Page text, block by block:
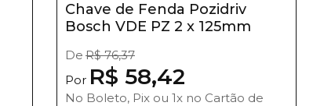
Chave de Fenda Pozidriv
Bosch VDE PZ 2 x 125mm
De R$ 76,37
Por R$ 58,42
No Boleto, Pix ou 1x no Cartão de